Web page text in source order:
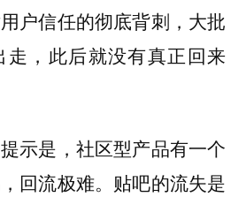
户信任的彻底背刺，大批
走，此后就没有真正回来
示是，社区型产品有一个
回流极难。贴吧的流失是